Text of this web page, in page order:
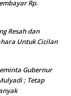
Rp.
Resah dan
Untuk Cicilan
Gubernur
; Tetap